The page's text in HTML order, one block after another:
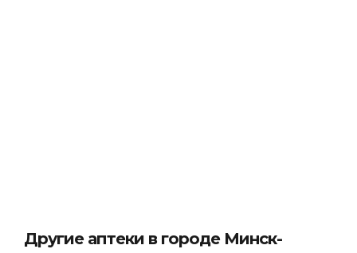
Другие аптеки в городе Минск-